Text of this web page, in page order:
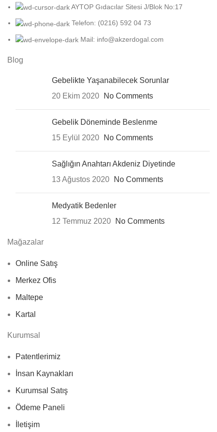
AYTOP Gıdacılar Sitesi J/Blok No:17
Telefon: (0216) 592 04 73
Mail: info@akzerdogal.com
Blog
Gebelikte Yaşanabilecek Sorunlar
20 Ekim 2020
No Comments
Gebelik Döneminde Beslenme
15 Eylül 2020
No Comments
Sağlığın Anahtarı Akdeniz Diyetinde
13 Ağustos 2020
No Comments
Medyatik Bedenler
12 Temmuz 2020
No Comments
Mağazalar
Online Satış
Merkez Ofis
Maltepe
Kartal
Kurumsal
Patentlerimiz
İnsan Kaynakları
Kurumsal Satış
Ödeme Paneli
İletişim